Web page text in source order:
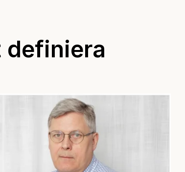
definiera